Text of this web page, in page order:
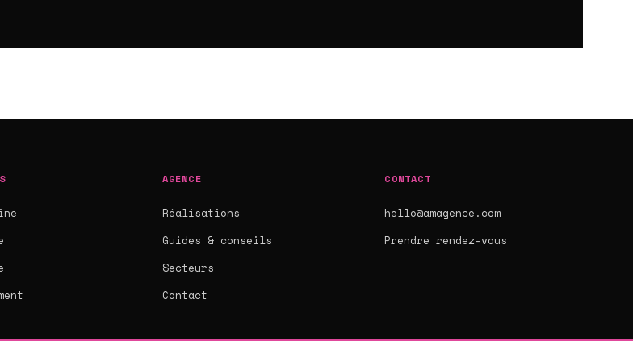
AGENCE
Réalisations
Guides & conseils
Secteurs
Contact
CONTACT
hello@amagence.com
Prendre rendez-vous